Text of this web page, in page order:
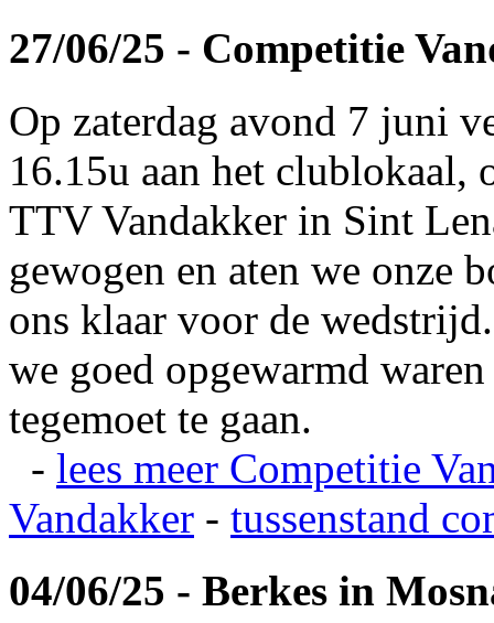
27/06/25 - Competitie
Op zaterdag avond 7 juni
16.15u aan het clublokaal,
TTV Vandakker in Sint
gewogen en aten we onze
ons klaar voor de
we goed opgewarmd
tegemoet te gaan.
- lees meer Competitie
Vandakker - tussenstand
04/06/25 - Berkes in